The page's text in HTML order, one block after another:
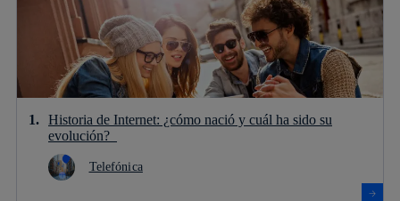
Historia de Internet: ¿cómo nació y cuál ha sido su
evolución?
Telefónica